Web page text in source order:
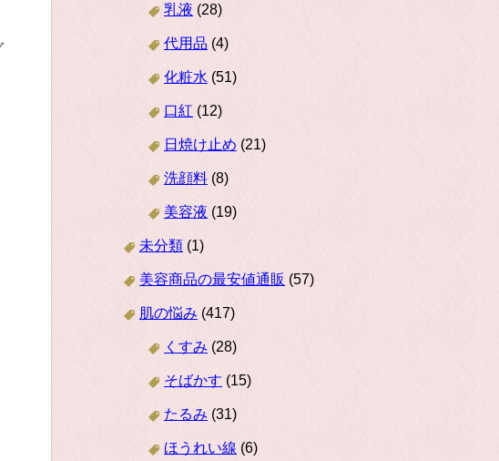
乳液 (28)
代用品 (4)
化粧水 (51)
口紅 (12)
日焼け止め (21)
洗顔料 (8)
美容液 (19)
未分類 (1)
美容商品の最安値通販 (57)
肌の悩み (417)
くすみ (28)
そばかす (15)
たるみ (31)
ほうれい線 (6)